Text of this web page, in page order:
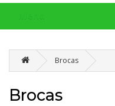
Brocas
Brocas